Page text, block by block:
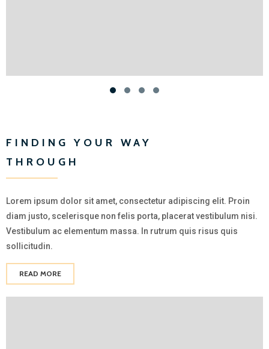
FINDING YOUR WAY
THROUGH
Lorem ipsum dolor sit amet, consectetur adipiscing elit. Proin
diam justo, scelerisque non felis porta, placerat vestibulum nisi.
Vestibulum ac elementum massa. In rutrum quis risus quis
sollicitudin.
READ MORE